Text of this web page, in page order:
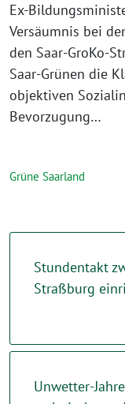
Ex-
Versäumnis bei
den Saar-GroKo-
Saar-Grünen die
objektiven
Bevorzugung…
Grüne Saarland
Stundentakt
Straßburg
Unwetter-